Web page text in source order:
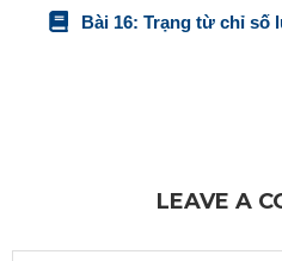
Bài 16: Trạng từ chỉ số
LEAVE A